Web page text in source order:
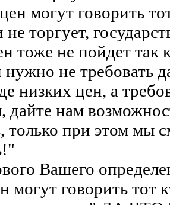
могут говорить
торгует,
тоже не пойдет так
нужно не требовать
низких цен, а
дайте нам
только при этом мы
Вашего
могут говорить тот